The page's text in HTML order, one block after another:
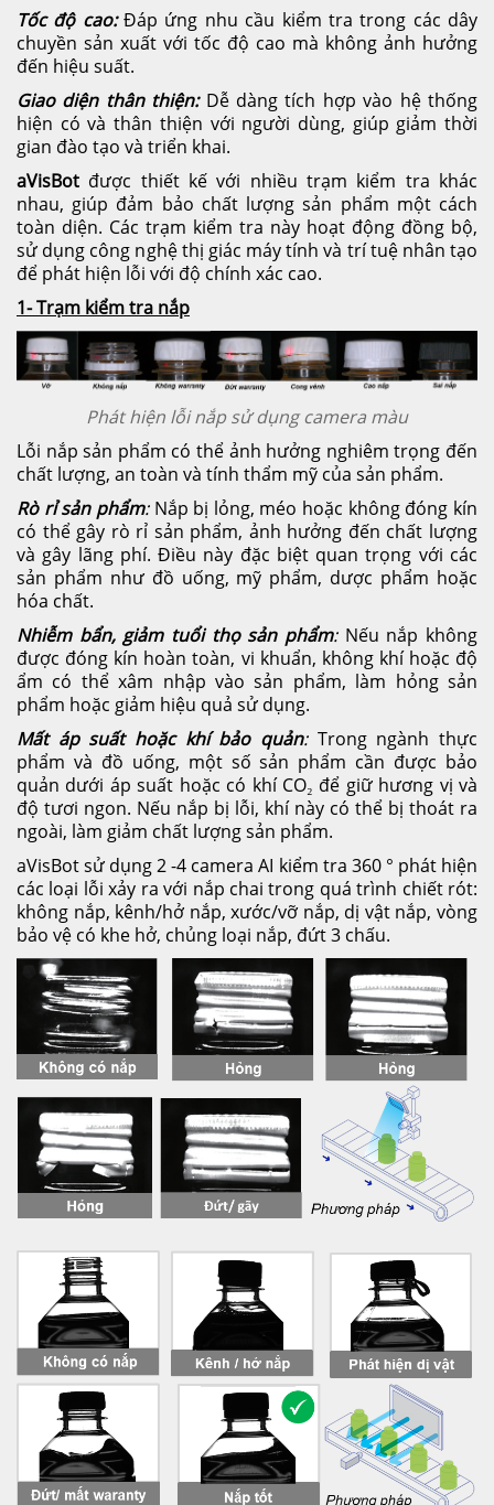
Tốc độ cao:Đáp ứng nhu cầu kiểm tra trong các dây
chuyền sản xuất với tốc độ cao mà không ảnh hưởng
đến hiệu suất.
Giao diện thân thiện: Dễ dàng tích hợp vào hệ thống
hiện có và thân thiện với người dùng, giúp giảm thời
gian đào tạo và triển khai.
aVisBot được thiết kế với nhiều trạm kiểm tra khác
nhau, giúp đảm bảo chất lượng sản phẩm một cách
toàn diện. Các trạm kiểm tra này hoạt động đồng bộ,
sử dụng công nghệ thị giác máy tính và trí tuệ nhân tạo
để phát hiện lỗi với độ chính xác cao.
1- Trạm kiểm tra nắp
Phát hiện lỗi nắp sử dụng camera màu
Lỗi nắp sản phẩm có thể ảnh hưởng nghiêm trọng đến
chất lượng, an toàn và tính thẩm mỹ của sản phẩm.
Rò rỉ sản phẩm: Nắp bị lỏng, méo hoặc không đóng kín
có thể gây rò rỉ sản phẩm, ảnh hưởng đến chất lượng
và gây lãng phí. Điều này đặc biệt quan trọng với các
sản phẩm như đồ uống, mỹ phẩm, dược phẩm hoặc
hóa chất.
Nhiễm bẩn, giảm tuổi thọ sản phẩm: Nếu nắp không
được đóng kín hoàn toàn, vi khuẩn, không khí hoặc độ
ẩm có thể xâm nhập vào sản phẩm, làm hỏng sản
phẩm hoặc giảm hiệu quả sử dụng.
Mất áp suất hoặc khí bảo quản:Trong ngành thực
phẩm và đồ uống, một số sản phẩm cần được bảo
quản dưới áp suất hoặc có khí CO₂ để giữ hương vị và
độ tươi ngon. Nếu nắp bị lỗi, khí này có thể bị thoát ra
ngoài, làm giảm chất lượng sản phẩm.
aVisBot sử dụng 2 -4 camera AI kiểm tra 360 ° phát hiện
các loại lỗi xảy ra với nắp chai trong quá trình chiết rót:
không nắp, kênh/hở nắp, xước/vỡ nắp, dị vật nắp, vòng
bảo vệ có khe hở, chủng loại nắp, đứt 3 chấu.